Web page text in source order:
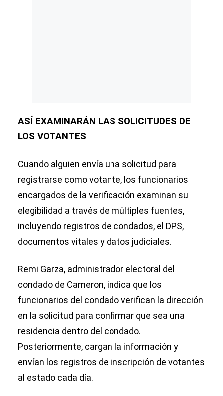
ASÍ EXAMINARÁN LAS SOLICITUDES DE
LOS VOTANTES
Cuando alguien envía una solicitud para
registrarse como votante, los funcionarios
encargados de la verificación examinan su
elegibilidad a través de múltiples fuentes,
incluyendo registros de condados, el DPS,
documentos vitales y datos judiciales.
Remi Garza, administrador electoral del
condado de Cameron, indica que los
funcionarios del condado verifican la dirección
en la solicitud para confirmar que sea una
residencia dentro del condado.
Posteriormente, cargan la información y
envían los registros de inscripción de votantes
al estado cada día.